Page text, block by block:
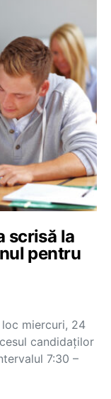
scrisă la
pentru
miercuri, 24
candidaţilor
7:30 –